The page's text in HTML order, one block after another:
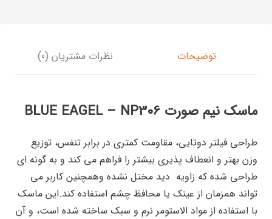
توضیحات نظرات مشتریان (0)
ماسک نیم صورت BLUE EAGEL – NP306
طراحی فیلتر دوتایی، مقاومت کمتری در برابر تنفس، توزیع
وزن بهتر و انعطاف پذیری بیشتر را فراهم می کند و به گونه ای
طراحی شده که زاویه دید مختل نشده وهمچنین کاربر می
تواند همزمان از عینک یا محافظ چشم استفاده کند.این ماسک
با استفاده از مواد الاستومر نرم و سبک ساخته شده است، و آن